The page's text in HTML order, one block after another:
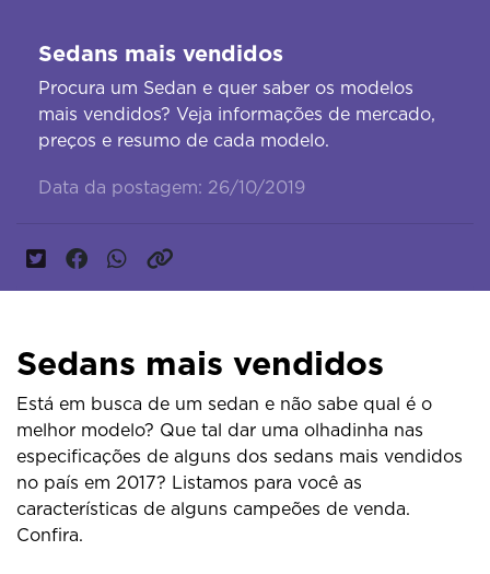
Sedans mais vendidos
Procura um Sedan e quer saber os modelos
mais vendidos? Veja informações de mercado,
preços e resumo de cada modelo.
Data da postagem: 26/10/2019
Sedans mais vendidos
Está em busca de um sedan e não sabe qual é o
melhor modelo? Que tal dar uma olhadinha nas
especificações de alguns dos sedans mais vendidos
no país em 2017? Listamos para você as
características de alguns campeões de venda.
Confira.